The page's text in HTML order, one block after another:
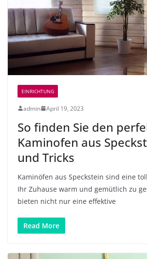
EINRICHTUNG
admin April 19, 2023
So finden Sie den
Kaminofen aus
und Tricks
Kaminöfen aus Speckstein sind eine
Ihr Zuhause warm und gemütlich zu
bieten nicht nur eine effektive
Read More